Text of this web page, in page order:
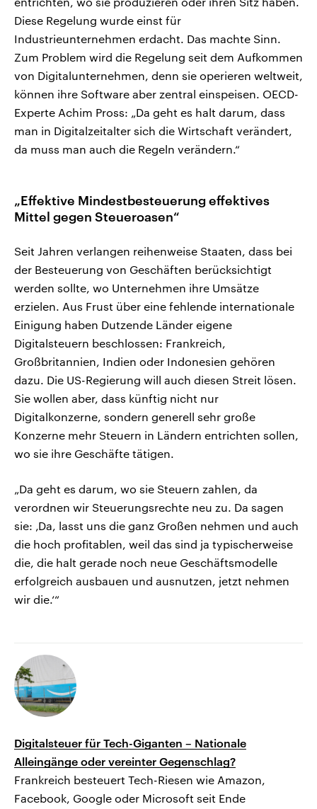
Diese Regelung wurde einst für
Industrieunternehmen erdacht. Das machte Sinn.
Zum Problem wird die Regelung seit dem Aufkommen
von Digitalunternehmen, denn sie operieren weltweit,
können ihre Software aber zentral einspeisen. OECD-
Experte Achim Pross: „Da geht es halt darum, dass
man in Digitalzeitalter sich die Wirtschaft verändert,
da muss man auch die Regeln verändern.“
„Effektive Mindestbesteuerung effektives
Mittel gegen Steueroasen“
Seit Jahren verlangen reihenweise Staaten, dass bei
der Besteuerung von Geschäften berücksichtigt
werden sollte, wo Unternehmen ihre Umsätze
erzielen. Aus Frust über eine fehlende internationale
Einigung haben Dutzende Länder eigene
Digitalsteuern beschlossen: Frankreich,
Großbritannien, Indien oder Indonesien gehören
dazu. Die US-Regierung will auch diesen Streit lösen.
Sie wollen aber, dass künftig nicht nur
Digitalkonzerne, sondern generell sehr große
Konzerne mehr Steuern in Ländern entrichten sollen,
wo sie ihre Geschäfte tätigen.
„Da geht es darum, wo sie Steuern zahlen, da
verordnen wir Steuerungsrechte neu zu. Da sagen
sie: ‚Da, lasst uns die ganz Großen nehmen und auch
die hoch profitablen, weil das sind ja typischerweise
die, die halt gerade noch neue Geschäftsmodelle
erfolgreich ausbauen und ausnutzen, jetzt nehmen
wir die.‘“
Digitalsteuer für Tech-Giganten – Nationale
Alleingänge oder vereinter Gegenschlag?
Frankreich besteuert Tech-Riesen wie Amazon,
Facebook, Google oder Microsoft seit Ende